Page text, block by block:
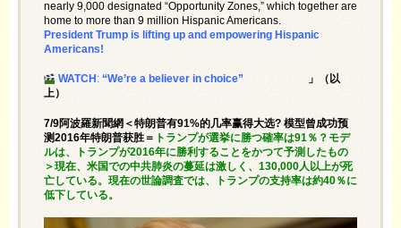
nearly 9,000 designated “Opportunity Zones,” which together are
home to more than 9 million Hispanic Americans.
President Trump is lifting up and empowering Hispanic
Americans!
WATCH : “We’re a believer in choice”
」（以
上）
7/9阿波羅新聞網＜特朗普有91%的几率赢得大选? 模型曾成功预
测2016年特朗普获胜＝ トランプが選挙に勝つ確率は91％？モデ
ルは、トランプが2016年に勝利することをかつて予測したもの
＞現在、米国での中共肺炎の蔓延は激しく、130,000人以上が死
亡している。現在の世論調査では、トランプの支持率は約40％に
低下している。